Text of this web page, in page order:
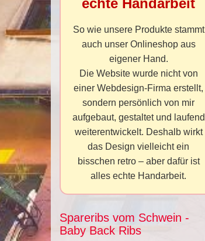
echte Handarbeit
So wie unsere Produkte stammt
auch unser Onlineshop aus
eigener Hand.
Die Website wurde nicht von
einer Webdesign-Firma erstellt,
sondern persönlich von mir
aufgebaut, gestaltet und laufend
weiterentwickelt. Deshalb wirkt
das Design vielleicht ein
bisschen retro – aber dafür ist
alles echte Handarbeit.
Spareribs vom Schwein -
Baby Back Ribs